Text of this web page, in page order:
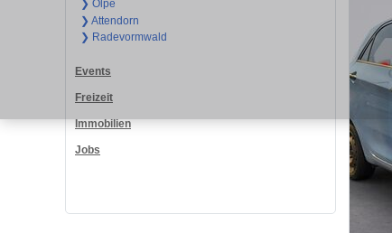
❯ Olpe
❯ Attendorn
❯ Radevormwald
Events
Freizeit
Immobilien
Jobs